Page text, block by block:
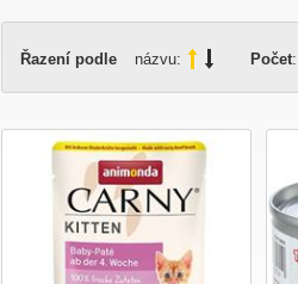
Řazení podle názvu: Počet: